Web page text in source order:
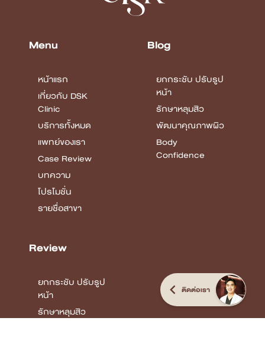
Menu
หน้าแรก
เกี่ยวกับ DSK
Clinic
บริการทั้งหมด
แพทย์ของเรา
Case Review
บทความ
โปรโมชั่น
รายชื่อสาขา
Blog
ยกกระชับ ปรับรูป
หน้า
รักษาหลุมสิว
พัฒนาคุณภาพผิว
Body
Confidence
Review
ยกกระชับ ปรับรูป
หน้า
รักษาหลุมสิว
ติดต่อเรา